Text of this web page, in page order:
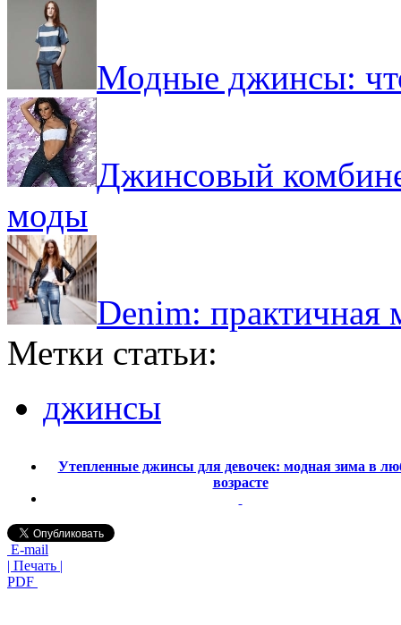
Модные джинсы:
Джинсовый
моды
Denim: практичная
Метки статьи:
джинсы
Утепленные джинсы для девочек: модная зима в
возрасте
E-mail
| Печать |
PDF